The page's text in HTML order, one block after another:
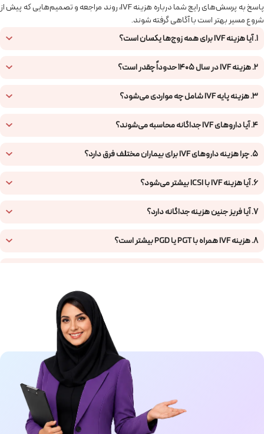
پاسخ به پرسش‌های رایج شما درباره هزینه IVF، روند مراجعه و تصمیم‌هایی که پیش از
شروع مسیر بهتر است با آگاهی گرفته شوند.
1. آیا هزینه IVF برای همه زوج‌ها یکسان است؟
2. هزینه IVF در سال ۱۴۰۵ حدوداً چقدر است؟
3. هزینه پایه IVF شامل چه مواردی می‌شود؟
4. آیا داروهای IVF جداگانه محاسبه می‌شوند؟
5. چرا هزینه داروهای IVF برای بیماران مختلف فرق دارد؟
6. آیا هزینه IVF با ICSI بیشتر می‌شود؟
7. آیا فریز جنین هزینه جداگانه دارد؟
8. هزینه IVF همراه با PGT یا PGD بیشتر است؟